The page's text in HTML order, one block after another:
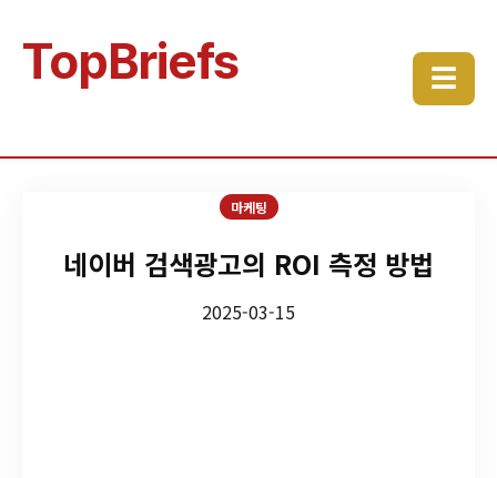
TopBriefs ☰
마케팅
네이버 검색광고의 ROI 측정 방법
2025-03-15